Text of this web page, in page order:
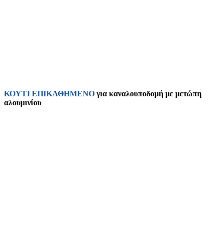
ΚΟΥΤΙ ΕΠΙΚΑΘΗΜΕΝΟ για καναλουποδομή με μετώπη
αλουμινίου